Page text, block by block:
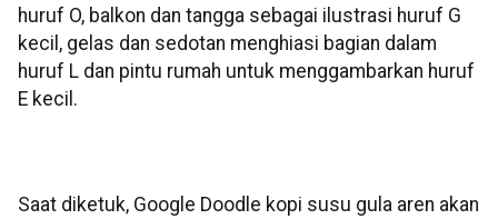
huruf O, balkon dan tangga sebagai ilustrasi huruf G
kecil, gelas dan sedotan menghiasi bagian dalam
huruf L dan pintu rumah untuk menggambarkan huruf
E kecil.
Saat diketuk, Google Doodle kopi susu gula aren akan